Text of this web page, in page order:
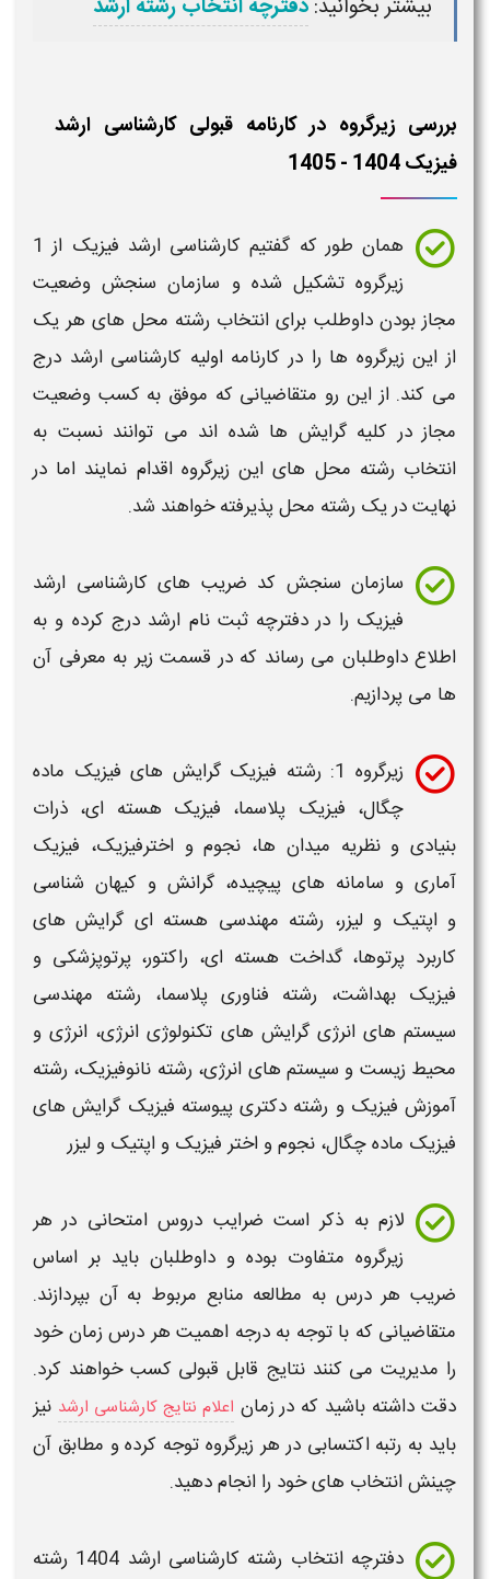
بیشتر بخوانید:دفترچه انتخاب رشته ارشد
بررسی زیرگروه در کارنامه قبولی کارشناسی ارشد
فیزیک 1404 - 1405
همان طور که گفتیم کارشناسی ارشد فیزیک
از 1
زیرگروه تشکیل شده و سازمان سنجش وضعیت
مجاز بودن داوطلب برای انتخاب رشته محل های هر یک
از این زیرگروه ها را در کارنامهاولیه کارشناسی ارشد درج
می کند. از این رو متقاضیانی که موفق به کسب وضعیت
مجاز در کلیه گرایش ها شده اند می توانند نسبت به
انتخاب رشته محل های این زیرگروه اقدام نمایند اما در
نهایت در یک رشته محل پذیرفته خواهند شد.
سازمان سنجش کد ضریب های کارشناسی ارشد
فیزیک را در دفترچهثبت نام ارشد درج کرده و به
اطلاع داوطلبان می رساند که در قسمت زیر به معرفی آن
ها می پردازیم.
زیرگروه 1: رشته فیزیکگرایش های فیزیک ماده
چگال، فیزیک پلاسما، فیزیک هسته ای، ذرات
بنیادی و نظریه میدان ها، نجوم و اخترفیزیک، فیزیک
آماری و سامانه های پیچیده، گرانش و کیهان شناسی
و اپتیک و لیزر، رشته مهندسی هسته ای گرایش های
کاربرد پرتوها، گداخت هسته ای، راکتور، پرتوپزشکی و
فیزیک بهداشت، رشته فناوری پلاسما، رشته مهندسی
سیستم های انرژی گرایش های تکنولوژی انرژی، انرژی و
محیط زیست و سیستم های انرژی، رشته نانوفیزیک، رشته
آموزش فیزیکو رشته دکتری پیوسته فیزیک گرایش های
فیزیک ماده چگال، نجوم و اختر فیزیک و اپتیک و لیزر
لازم به ذکر است ضرایب دروس امتحانی در هر
زیرگروه متفاوت بوده و داوطلبان باید بر اساس
ضریب هر درس به مطالعه منابع مربوط به آن بپردازند.
متقاضیانی که با توجه به درجه اهمیت هر درس زمان خود
را مدیریت می کنند نتایج قابل قبولی کسب خواهند کرد.
دقت داشته باشید که در زمان اعلام نتایج کارشناسی ارشد نیز
باید به رتبه اکتسابی در هر زیرگروه توجه کرده و مطابق آن
چینش انتخاب های خود را انجام دهید.
دفترچهانتخاب رشته کارشناسی ارشد 1404
رشته